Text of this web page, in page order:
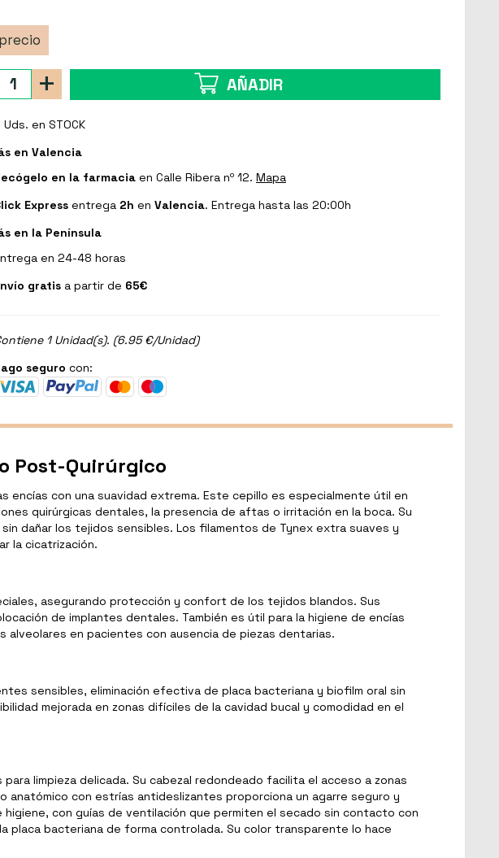
+ AÑADIR
Uds. en STOCK
en Valencia
en la farmacia en Calle Ribera nº 12. Mapa
Express entrega 2h en Valencia. Entrega hasta las 20:00h
en la Península
en 24-48 horas
gratis a partir de 65€
1 Unidad(s). (6.95 €/Unidad)
seguro con:
Post-Quirúrgico
encías con una suavidad extrema. Este cepillo es especialmente útil en
quirúrgicas dentales, la presencia de aftas o irritación en la boca. Su
dañar los tejidos sensibles. Los filamentos de Tynex extra suaves y
la cicatrización.
asegurando protección y confort de los tejidos blandos. Sus
de implantes dentales. También es útil para la higiene de encías
en pacientes con ausencia de piezas dentarias.
sensibles, eliminación efectiva de placa bacteriana y biofilm oral sin
mejorada en zonas difíciles de la cavidad bucal y comodidad en el
limpieza delicada. Su cabezal redondeado facilita el acceso a zonas
anatómico con estrías antideslizantes proporciona un agarre seguro y
con guías de ventilación que permiten el secado sin contacto con
placa bacteriana de forma controlada. Su color transparente lo hace